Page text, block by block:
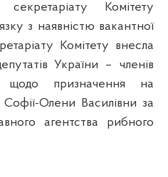
секретаріату Комітету
з наявністю вакантної
Комітету внесла
України – членів
щодо призначення на
Олени Василівни за
агентства рибного